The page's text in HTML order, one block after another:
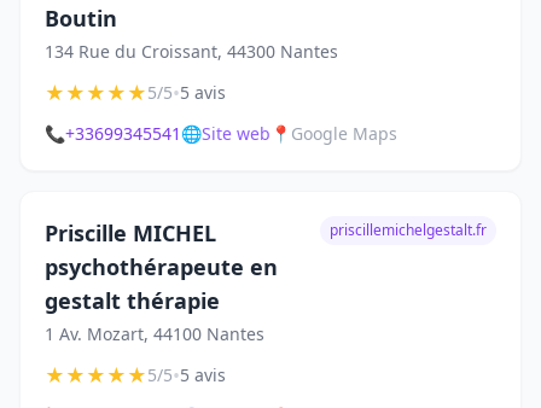
Boutin
134 Rue du Croissant, 44300 Nantes
★★★★★5/5•5 avis
📞+33699345541 🌐Site web 📍 Google Maps
Priscille MICHEL
psychothérapeute en
gestalt thérapie
1 Av. Mozart, 44100 Nantes
priscillemichelgestalt.fr
★★★★★5/5•5 avis